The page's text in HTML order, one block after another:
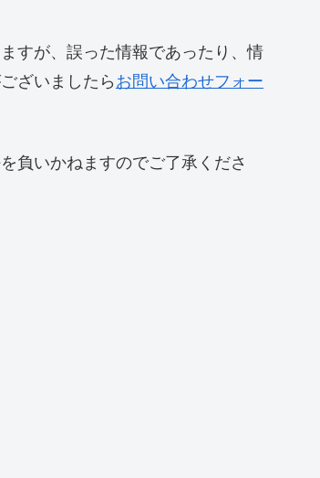
すが、誤った情報であったり、情
ざいましたらお問い合わせフォー
負いかねますのでご了承くださ